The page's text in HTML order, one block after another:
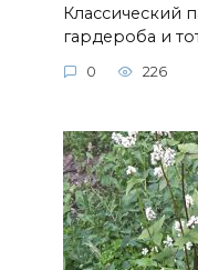
Классический
гардероба и
0 226